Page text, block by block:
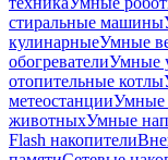
стиральные машины
кулинарныеУмные
обогревателиУмные
отопительные котлы
метеостанцииУмные
животныхУмные
Flash накопители